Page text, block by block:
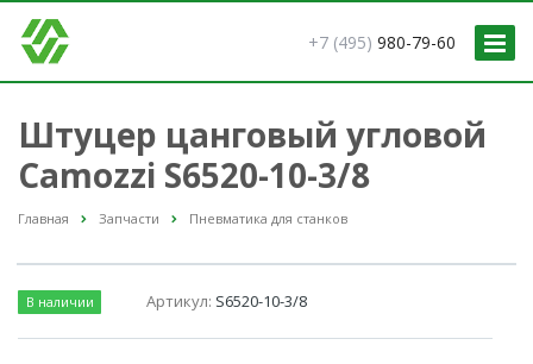
+7 (495) 980-79-60
Штуцер цанговый угловой
Camozzi S6520-10-3/8
Главная Запчасти Пневматика для станков
В наличии Артикул: S6520-10-3/8